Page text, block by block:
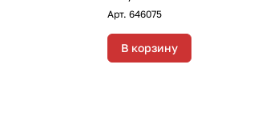
Арт.646075
В корзину